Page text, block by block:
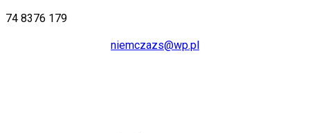
74 8376 179
niemczazs@wp.pl